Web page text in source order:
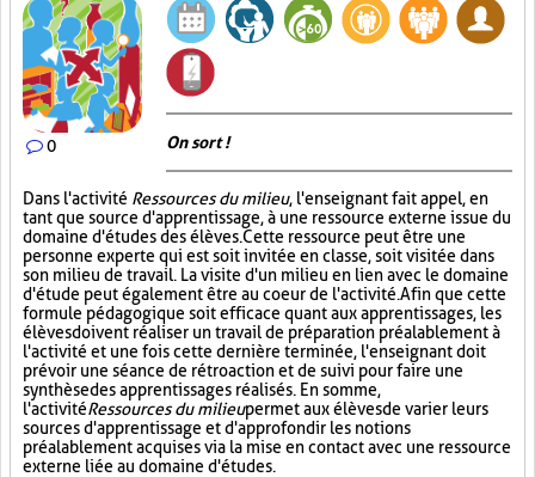
0 On sort !
Dans l'activité Ressources du milieu, l'enseignant fait appel, en
tant que source d'apprentissage, à une ressource externe issue du
domaine d'études des élèves. Cette ressource peut être une
personne experte qui est soit invitée en classe, soit visitée dans
son milieu de travail. La visite d'un milieu en lien avec le domaine
d'étude peut également être au coeur de l'activité. Afin que cette
formule pédagogique soit efficace quant aux apprentissages, les
élèves doivent réaliser un travail de préparation préalablement à
l'activité et une fois cette dernière terminée, l'enseignant doit
prévoir une séance de rétroaction et de suivi pour faire une
synthèse des apprentissages réalisés. En somme,
l'activitéRessources du milieupermet aux élèves de varier leurs
sources d'apprentissage et d'approfondir les notions
préalablement acquises via la mise en contact avec une ressource
externe liée au domaine d'études.